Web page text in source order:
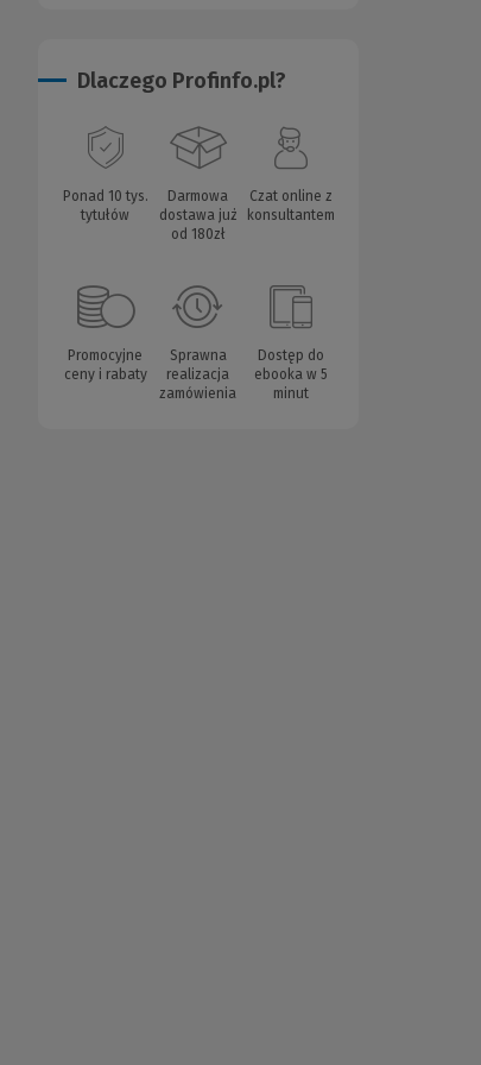
Dlaczego Profinfo.pl?
Ponad 10 tys.
tytułów
Darmowa
dostawa już
od 180zł
Czat online z
konsultantem
Promocyjne
ceny i rabaty
Sprawna
realizacja
zamówienia
Dostęp do
ebooka w 5
minut